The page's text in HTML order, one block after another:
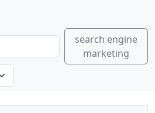
search engine
marketing